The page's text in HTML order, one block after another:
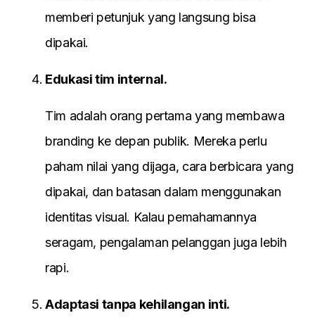
memberi petunjuk yang langsung bisa
dipakai.
Edukasi tim internal.
Tim adalah orang pertama yang membawa
branding ke depan publik. Mereka perlu
paham nilai yang dijaga, cara berbicara yang
dipakai, dan batasan dalam menggunakan
identitas visual. Kalau pemahamannya
seragam, pengalaman pelanggan juga lebih
rapi.
Adaptasi tanpa kehilangan inti.